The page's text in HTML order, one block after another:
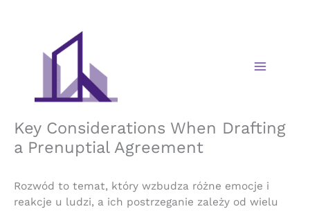
Key Considerations When Drafting
a Prenuptial Agreement
Rozwód to temat, który wzbudza różne emocje i
reakcje u ludzi, a ich postrzeganie zależy od wielu